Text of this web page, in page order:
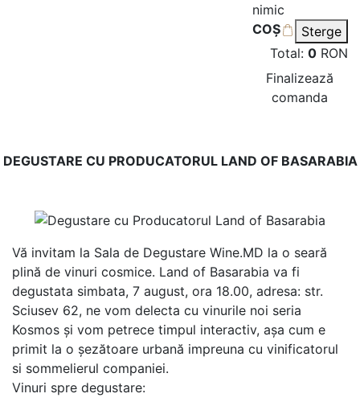
nimic
COȘ
Sterge
Total: 0RON
Finalizează
comanda
DEGUSTARE CU PRODUCATORUL LAND OF BASARABIA
Vă invitam la Sala de Degustare Wine.MD la o seară
plină de vinuri cosmice. Land of Basarabia va fi
degustata simbata, 7 august, ora 18.00, adresa: str.
Sciusev 62, ne vom delecta cu vinurile noi seria
Kosmos și vom petrece timpul interactiv, așa cum e
primit la o șezătoare urbană impreuna cu vinificatorul
si sommelierul companiei.
Vinuri spre degustare: